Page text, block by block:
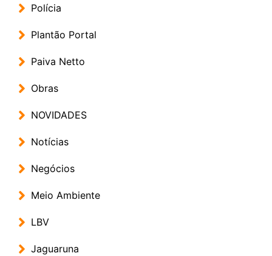
Polícia
Plantão Portal
Paiva Netto
Obras
NOVIDADES
Notícias
Negócios
Meio Ambiente
LBV
Jaguaruna